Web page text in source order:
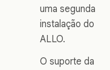
uma segunda
instalação do
ALLO.
O suporte da